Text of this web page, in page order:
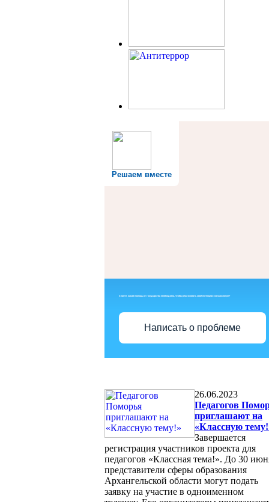
Решаем вместе
Знаете, какая помощь от государства необходима, чтобы реализовать свой потенциал на максимум?
Написать о проблеме
26.06.2023
Педагогов
приглашают на
«Классную
Завершается
регистрация участников проекта для
педагогов «Классная тема!». До 30
представители сферы образования
Архангельской области могут подать
заявку на участие в одноименном